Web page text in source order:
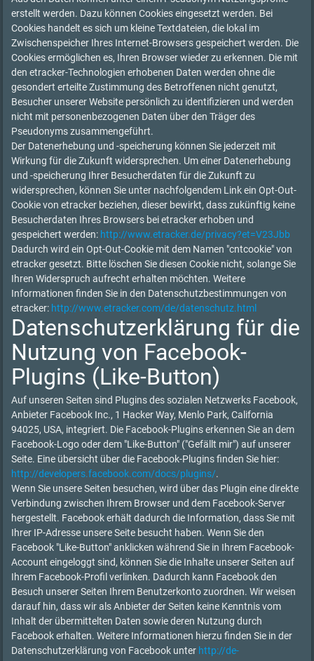
erstellt werden. Dazu können Cookies eingesetzt werden. Bei
Cookies handelt es sich um kleine Textdateien, die lokal im
Zwischenspeicher Ihres Internet-Browsers gespeichert werden. Die
Cookies ermöglichen es, Ihren Browser wieder zu erkennen. Die mit
den etracker-Technologien erhobenen Daten werden ohne die
gesondert erteilte Zustimmung des Betroffenen nicht genutzt,
Besucher unserer Website persönlich zu identifizieren und werden
nicht mit personenbezogenen Daten über den Träger des
Pseudonyms zusammengeführt.
Der Datenerhebung und -speicherung können Sie jederzeit mit
Wirkung für die Zukunft widersprechen. Um einer Datenerhebung
und -speicherung Ihrer Besucherdaten für die Zukunft zu
widersprechen, können Sie unter nachfolgendem Link ein Opt-Out-
Cookie von etracker beziehen, dieser bewirkt, dass zukünftig keine
Besucherdaten Ihres Browsers bei etracker erhoben und
gespeichert werden: http://www.etracker.de/privacy?et=V23Jbb
Dadurch wird ein Opt-Out-Cookie mit dem Namen "cntcookie" von
etracker gesetzt. Bitte löschen Sie diesen Cookie nicht, solange Sie
Ihren Widerspruch aufrecht erhalten möchten. Weitere
Informationen finden Sie in den Datenschutzbestimmungen von
etracker: http://www.etracker.com/de/datenschutz.html
Datenschutzerklärung für die
Nutzung von Facebook-
Plugins (Like-Button)
Auf unseren Seiten sind Plugins des sozialen Netzwerks Facebook,
Anbieter Facebook Inc., 1 Hacker Way, Menlo Park, California
94025, USA, integriert. Die Facebook-Plugins erkennen Sie an dem
Facebook-Logo oder dem "Like-Button" ("Gefällt mir") auf unserer
Seite. Eine übersicht über die Facebook-Plugins finden Sie hier:
http://developers.facebook.com/docs/plugins/.
Wenn Sie unsere Seiten besuchen, wird über das Plugin eine direkte
Verbindung zwischen Ihrem Browser und dem Facebook-Server
hergestellt. Facebook erhält dadurch die Information, dass Sie mit
Ihrer IP-Adresse unsere Seite besucht haben. Wenn Sie den
Facebook "Like-Button" anklicken während Sie in Ihrem Facebook-
Account eingeloggt sind, können Sie die Inhalte unserer Seiten auf
Ihrem Facebook-Profil verlinken. Dadurch kann Facebook den
Besuch unserer Seiten Ihrem Benutzerkonto zuordnen. Wir weisen
darauf hin, dass wir als Anbieter der Seiten keine Kenntnis vom
Inhalt der übermittelten Daten sowie deren Nutzung durch
Facebook erhalten. Weitere Informationen hierzu finden Sie in der
Datenschutzerklärung von Facebook unter http://de-